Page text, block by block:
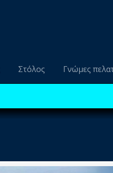
Στόλος Γνώμες